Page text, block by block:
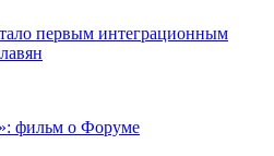
первым интеграционным
фильм о Форуме